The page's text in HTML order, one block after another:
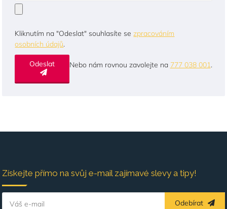
Kliknutím na "Odeslat" souhlasíte sezpracováním
osobních údajů.
Nebo nám rovnou zavolejte na 777 038 001.
Získejte přímo na svůj e-mail zajímavé slevy a tipy!
Váš e-mail Odebírat